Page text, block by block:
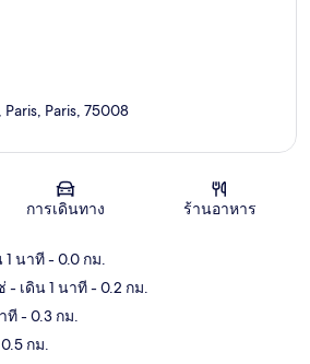
แผนที่
Paris, 75008
การเดินทาง ร้านอาหาร
1 นาที- 0.0 กม.
- เดิน 1 นาที- 0.2 กม.
ที- 0.3 กม.
กม.